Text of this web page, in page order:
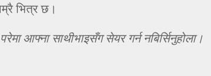
भित्र छ।
आफ्ना साथीभाइसँग सेयर गर्न नबिर्सिनुहोला।